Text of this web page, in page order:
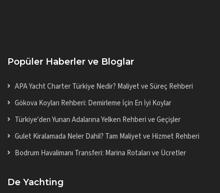
Popüler Haberler ve Bloglar
APA Yacht Charter Türkiye Nedir? Maliyet ve Süreç Rehberi
Gökova Koyları Rehberi: Demirleme İçin En İyi Koylar
Türkiye'den Yunan Adalarına Yelken Rehberi ve Geçişler
Gulet Kiralamada Neler Dahil? Tam Maliyet ve Hizmet Rehberi
Bodrum Havalimanı Transferi: Marina Rotaları ve Ücretler
De Yachting